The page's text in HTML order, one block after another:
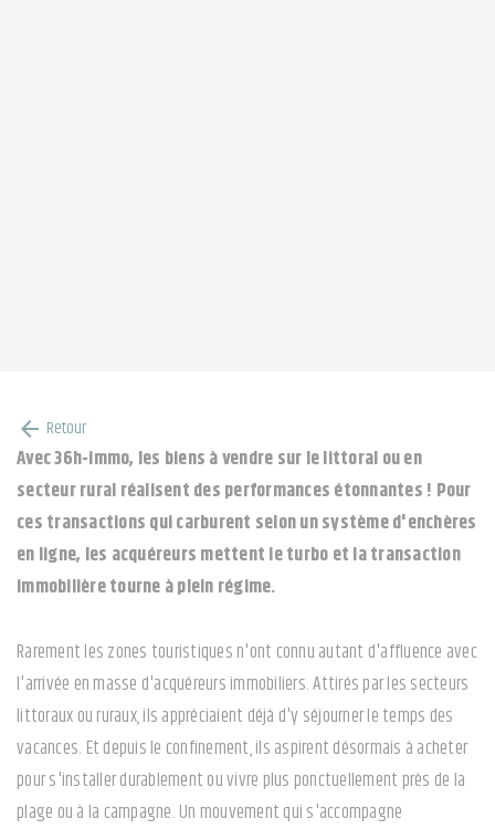
arrow_back Retour
Avec 36h-immo, les biens à vendre sur le littoral ou en
secteur rural réalisent des performances étonnantes ! Pour
ces transactions qui carburent selon un système d'enchères
en ligne, les acquéreurs mettent le turbo et la transaction
immobilière tourne à plein régime.
Rarement les zones touristiques n'ont connu autant d'affluence avec
l'arrivée en masse d'acquéreurs immobiliers. Attirés par les secteurs
littoraux ou ruraux, ils appréciaient déjà d'y séjourner le temps des
vacances. Et depuis le confinement, ils aspirent désormais à acheter
pour s'installer durablement ou vivre plus ponctuellement près de la
plage ou à la campagne. Un mouvement qui s'accompagne